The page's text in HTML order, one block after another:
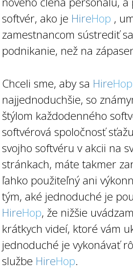
softvér, ako je HireHop ,
zamestnancom sústrediť
podnikanie, než na
Chceli sme, aby sa HireHop
najjednoduchšie, so
štýlom každodenného
softvérová spoločnosť
svojho softvéru v akcii na
stránkach, máte takmer
ľahko použiteľný ani
tým, aké jednoduché je
HireHop, že nižšie
krátkych videí, ktoré vám
jednoduché je vykonávať
službe HireHop.